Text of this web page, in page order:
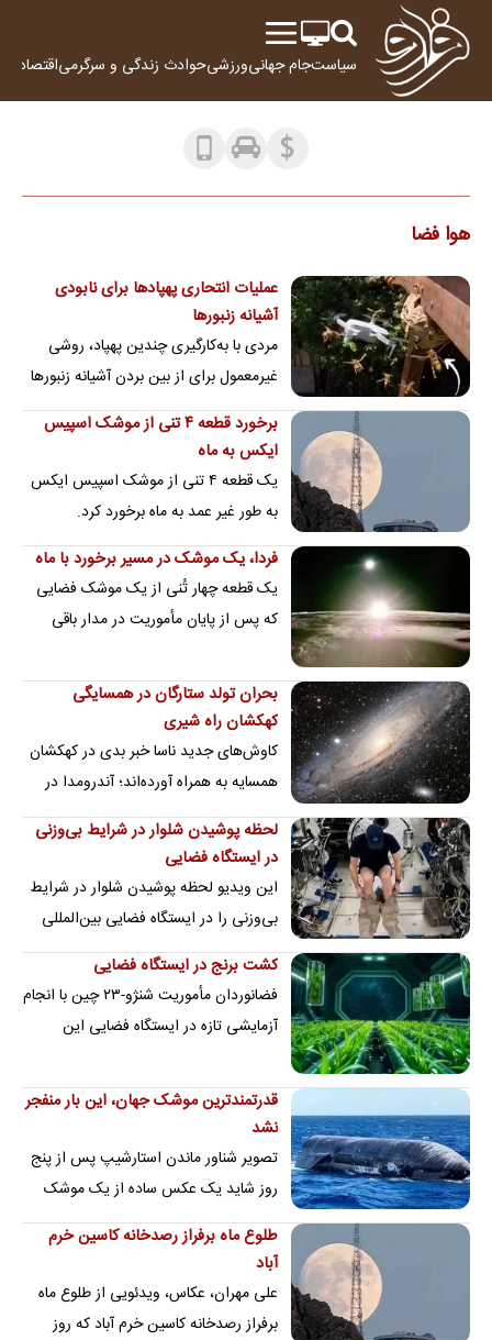
سیاستجام جهانیورزشیحوادث زندگی و سرگرمیاقتصاد
هوا فضا
عملیات انتحاری پهپادها برای نابودی
آشیانه زنبورها
مردی با به‌کارگیری چندین پهپاد، روشی
غیرمعمول برای از بین بردن آشیانه زنبورها
ابداع کرد و با هدایت پهپادها به سمت…
برخورد قطعه ۴ تنی از موشک اسپیس
ایکس به ماه
یک قطعه ۴ تنی از موشک اسپیس ایکس
به طور غیر عمد به ماه برخورد کرد.
فردا، یک موشک در مسیر برخورد با ماه
یک قطعه چهار تُنی از یک موشک فضایی
که پس از پایان مأموریت در مدار باقی
غیرمعمول‌ترین…
بحران تولد ستارگان در همسایگی
کهکشان راه شیری
کاوش‌های جدید ناسا خبر بدی در کهکشان
همسایه به همراه آورده‌اند؛ آندرومدا در
حال از دست دادن ستاره‌های
تازه‌متولدشده است!
لحظه پوشیدن شلوار در شرایط بی‌وزنی
در ایستگاه فضایی
این ویدیو لحظه پوشیدن شلوار در شرایط
بی‌وزنی را در ایستگاه فضایی بین‌المللی
نشان می‌دهد. در نبود جاذبه، فضانورد به…
کشت برنج در ایستگاه فضایی
فضانوردان مأموریت شنژو-۲۳ چین با انجام
آزمایشی تازه در ایستگاه فضایی این
میزان…
قدرتمندترین موشک جهان، این بار منفجر
نشد
تصویر شناور ماندن استارشیپ پس از پنج
روز شاید یک عکس ساده از یک موشک
واژگون روی آب باشد، اما در واقع نشانه
تغییری مهم…
طلوع ماه برفراز رصدخانه کاسین خرم
آباد
علی مهران، عکاس، ویدئویی از طلوع ماه
برفراز رصدخانه کاسین خرم آباد که روز